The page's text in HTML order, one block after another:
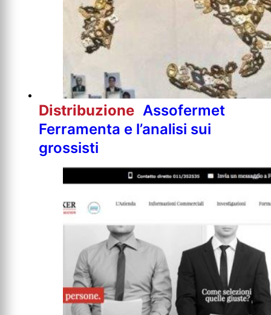
Distribuzione Assofermet
Ferramenta e l’analisi sui
grossisti